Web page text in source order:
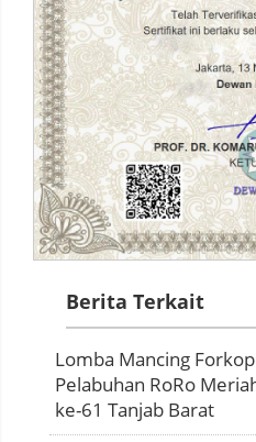
Berita Terkait
Lomba Mancing
Pelabuhan RoRo
ke-61 Tanjab Barat